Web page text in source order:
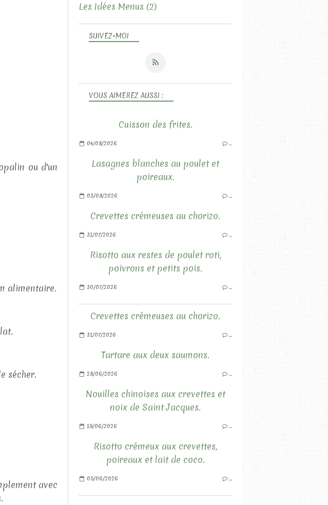
ou d'un
alimentaire.
sécher.
avec
SUIVEZ-MOI
VOUS AIMEREZ AUSSI :
Cuisson des frites.
04/08/2026 …
Lasagnes blanches au poulet et
poireaux.
03/08/2026 …
Crevettes crémeuses au chorizo.
31/07/2026 …
Risotto aux restes de poulet roti,
poivrons et petits pois.
30/07/2026 …
Crevettes crémeuses au chorizo.
31/07/2026 …
Tartare aux deux saumons.
28/06/2026 …
Nouilles chinoises aux crevettes et
noix de Saint Jacques.
19/06/2026 …
Risotto crémeux aux crevettes,
poireaux et lait de coco.
05/06/2026 …
Les Idées Menus (2)